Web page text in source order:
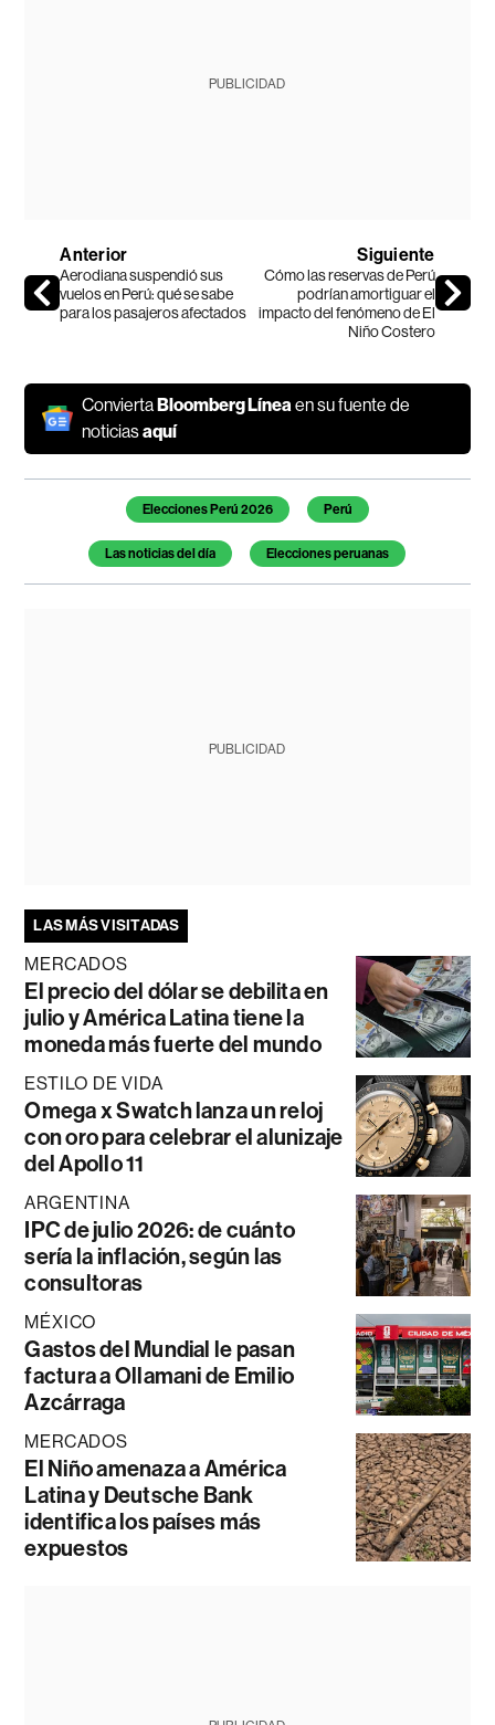
PUBLICIDAD
Anterior
Aerodiana suspendió sus
vuelos en Perú: qué se sabe
para los pasajeros afectados
Siguiente
Cómo las reservas de Perú
podrían amortiguar el
impacto del fenómeno de El
Niño Costero
ConviertaBloomberg Líneaen su fuente de
noticiasaquí
Temas de este artículo
Elecciones Perú 2026 Perú
Las noticias del día Elecciones peruanas
PUBLICIDAD
LAS MÁS VISITADAS
MERCADOS
El precio del dólar se debilita en
julio y América Latina tiene la
moneda más fuerte del mundo
ESTILO DE VIDA
Omega x Swatch lanza un reloj
con oro para celebrar el alunizaje
del Apollo 11
ARGENTINA
IPC de julio 2026: de cuánto
sería la inflación, según las
consultoras
MÉXICO
Gastos del Mundial le pasan
factura a Ollamani de Emilio
Azcárraga
MERCADOS
El Niño amenaza a América
Latina y Deutsche Bank
identifica los países más
expuestos